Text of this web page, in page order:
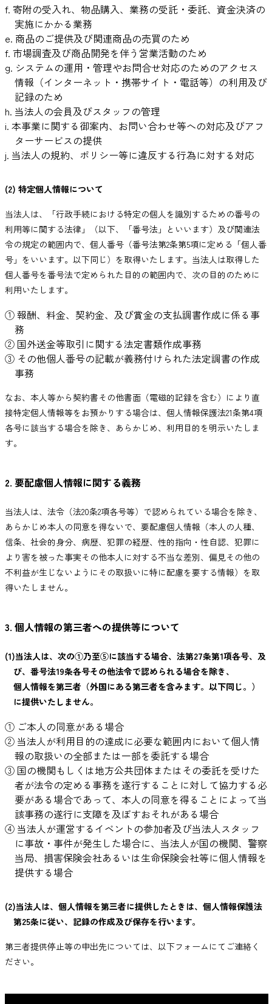
f. 寄附の受入れ、物品購入、業務の受託・委託、資金決済の
実施にかかる業務
e. 商品のご提供及び関連商品の売買のため
f. 市場調査及び商品開発を伴う営業活動のため
g. システムの運用・管理やお問合せ対応のためのアクセス
情報（インターネット・携帯サイト・電話等）の利用及び
記録のため
h. 当法人の会員及びスタッフの管理
i. 本事業に関する御案内、お問い合わせ等への対応及びアフ
ターサービスの提供
j. 当法人の規約、ポリシー等に違反する行為に対する対応
(2) 特定個人情報について
当法人は、「行政手続における特定の個人を識別するための番号の
利用等に関する法律」（以下、「番号法」といいます）及び関連法
令の規定の範囲内で、個人番号（番号法第2条第5項に定める「個人番
号」をいいます。以下同じ）を取得いたします。当法人は取得した
個人番号を番号法で定められた目的の範囲内で、次の目的のために
利用いたします。
① 報酬、料金、契約金、及び賞金の支払調書作成に係る事
務
② 国外送金等取引に関する法定書類作成事務
③ その他個人番号の記載が義務付けられた法定調書の作成
事務
なお、本人等から契約書その他書面（電磁的記録を含む）により直
接特定個人情報等をお預かりする場合は、個人情報保護法21条第4項
各号に該当する場合を除き、あらかじめ、利用目的を明示いたしま
す。
2. 要配慮個人情報に関する義務
当法人は、法令（法20条2項各号等）で認められている場合を除き、
あらかじめ本人の同意を得ないで、要配慮個人情報（本人の人種、
信条、社会的身分、病歴、犯罪の経歴、性的指向・性自認、犯罪に
より害を被った事実その他本人に対する不当な差別、偏見その他の
不利益が生じないようにその取扱いに特に配慮を要する情報）を取
得いたしません。
3. 個人情報の第三者への提供等について
(1)当法人は、次の①乃至⑤に該当する場合、法第27条第1項各号、及
び、番号法19条各号その他法令で認められる場合を除き、
個人情報を第三者（外国にある第三者を含みます。以下同じ。）
に提供いたしません。
① ご本人の同意がある場合
② 当法人が利用目的の達成に必要な範囲内において個人情
報の取扱いの全部または一部を委託する場合
③ 国の機関もしくは地方公共団体またはその委託を受けた
者が法令の定める事務を遂行することに対して協力する必
要がある場合であって、本人の同意を得ることによって当
該事務の遂行に支障を及ぼすおそれがある場合
④ 当法人が運営するイベントの参加者及び当法人スタッフ
に事故・事件が発生した場合に、当法人が国の機関、警察
当局、損害保険会社あるいは生命保険会社等に個人情報を
提供する場合
(2)当法人は、個人情報を第三者に提供したときは、個人情報保護法
第25条に従い、記録の作成及び保存を行います。
第三者提供停止等の申出先については、以下フォームにてご連絡く
ださい。